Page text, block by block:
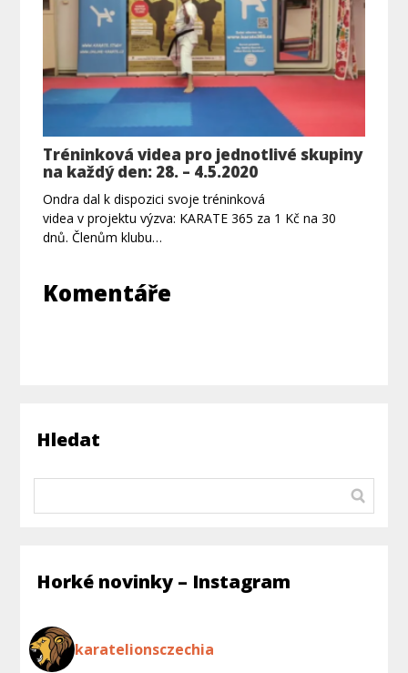
Tréninková videa pro jednotlivé skupiny
na každý den: 28. – 4.5.2020
Ondra dal k dispozici svoje tréninková
videa v projektu výzva: KARATE 365 za 1 Kč na 30
dnů. Členům klubu…
Komentáře
Hledat
Horké novinky – Instagram
karatelionsczechia